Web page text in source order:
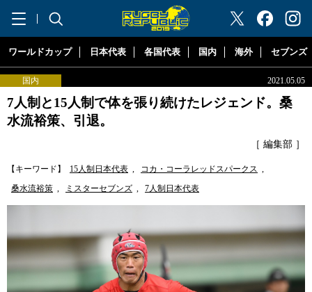
"ラグビーリパブリック"
ワールドカップ 日本代表 各国代表 国内 海外 セブンズ
国内 2021.05.05
7人制と15人制で体を張り続けたレジェンド。桑
水流裕策、引退。
［ 編集部 ］
【キーワード】 15人制日本代表 , コカ・コーラレッドスパークス ,
桑水流裕策 , ミスターセブンズ , 7人制日本代表